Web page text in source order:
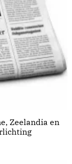
Zeelandia en